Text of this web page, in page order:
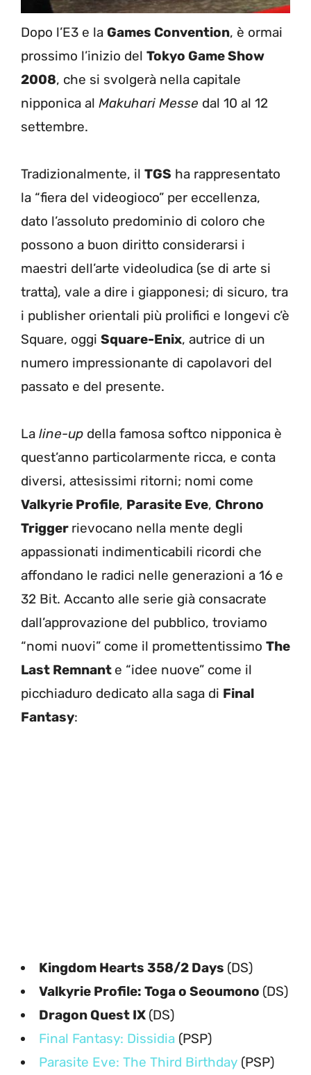
Dopo l’E3 e la Games Convention, è ormai
prossimo l’inizio del Tokyo Game Show
2008, che si svolgerà nella capitale
nipponica al Makuhari Messe dal 10 al 12
settembre.
Tradizionalmente, il TGS ha rappresentato
la “fiera del videogioco” per eccellenza,
dato l’assoluto predominio di coloro che
possono a buon diritto considerarsi i
maestri dell’arte videoludica (se di arte si
tratta), vale a dire i giapponesi; di sicuro, tra
i publisher orientali più prolifici e longevi c’è
Square, oggi Square-Enix, autrice di un
numero impressionante di capolavori del
passato e del presente.
La line-up della famosa softco nipponica è
quest’anno particolarmente ricca, e conta
diversi, attesissimi ritorni; nomi come
Valkyrie Profile, Parasite Eve, Chrono
Trigger rievocano nella mente degli
appassionati indimenticabili ricordi che
affondano le radici nelle generazioni a 16 e
32 Bit. Accanto alle serie già consacrate
dall’approvazione del pubblico, troviamo
“nomi nuovi” come il promettentissimo The
Last Remnant e “idee nuove” come il
picchiaduro dedicato alla saga di Final
Fantasy:
Kingdom Hearts 358/2 Days (DS)
Valkyrie Profile: Toga o Seoumono (DS)
Dragon Quest IX (DS)
Final Fantasy: Dissidia (PSP)
Parasite Eve: The Third Birthday (PSP)